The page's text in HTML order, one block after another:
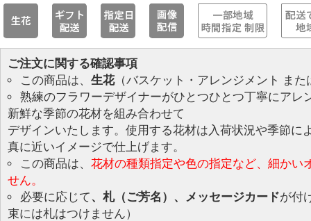
ご注文に関する確認事項
この商品は、 生花（バスケット・アレンジメント また
熟練のフラワーデザイナーがひとつひとつ丁寧にアレ
新鮮な季節の花材を組み合わせて
デザインいたします。使用する花材は入荷状況や季節に
真に近いイメージで仕上げます。
この商品は、 花材の種類指定や色の指定など、細かい
せん。
必要に応じて、札（ご芳名）、メッセージカードが付
束には札はつけません）